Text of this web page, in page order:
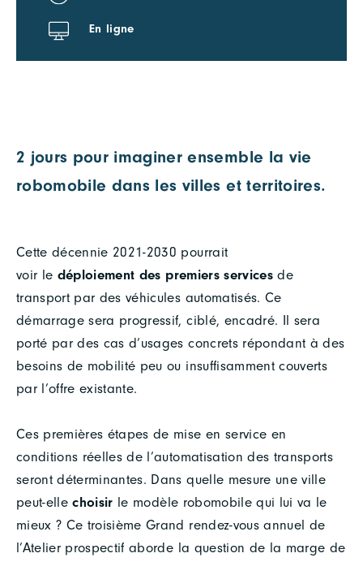
2 jours pour imaginer ensemble la vie
robomobile dans les villes et territoires.
Cette décennie 2021-2030 pourrait
voir le déploiement des premiers servicesde
transport par des véhicules automatisés. Ce
démarrage sera progressif, ciblé, encadré. Il sera
porté par des cas d’usages concrets répondant à des
besoins de mobilité peu ou insuffisamment couverts
par l’offre existante.
Ces premières étapes de mise en service en
conditions réelles de l’automatisation des transports
seront déterminantes. Dans quelle mesure une ville
peut-ellechoisir le modèle robomobile qui lui va le
mieux ? Ce troisième Grand rendez-vous annuel de
l’Atelier prospectif aborde la question de la marge de
En ligne